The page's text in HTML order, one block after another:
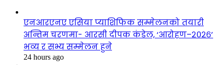
एनआरएनए एसिया प्याशिफिक सम्मेलनको तयारी
अन्तिम चरणमा- आरसी दीपक कंडेल, ‘आरोहण–२०२६’
भव्य र सभ्य सम्मेलन हुने
24 hours ago